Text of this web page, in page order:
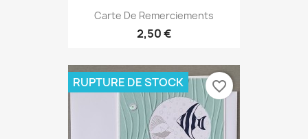
Carte De Remerciements
2,50 €
RUPTURE DE STOCK favorite_border